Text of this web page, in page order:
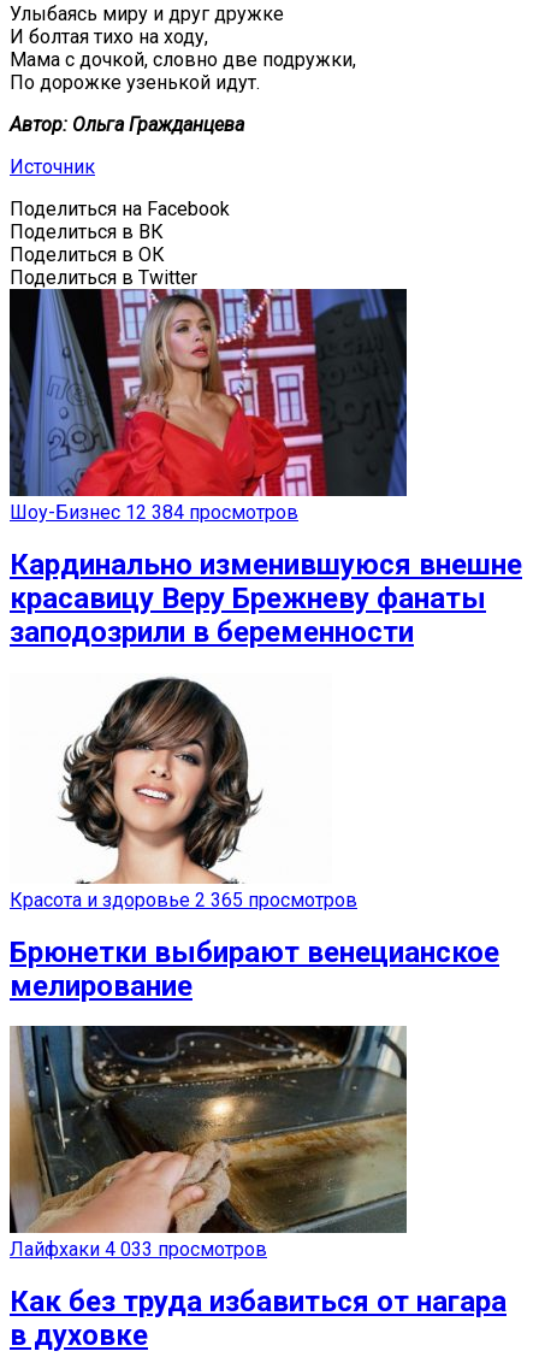
Улыбаясь миру и друг дружке
И болтая тихо на ходу,
Мама с дочкой, словно две подружки,
По дорожке узенькой идут.
Автор: Ольга Гражданцева
Источник
Поделиться на Facebook
Поделиться в ВК
Поделиться в ОК
Поделиться в Twitter
Шоу-Бизнес 12 384 просмотров
Кардинально изменившуюся внешне
красавицу Веру Брежневу фанаты
заподозрили в беременности
Красота и здоровье 2 365 просмотров
Брюнетки выбирают венецианское
мелирование
Лайфхаки 4 033 просмотров
Как без труда избавиться от нагара
в духовке